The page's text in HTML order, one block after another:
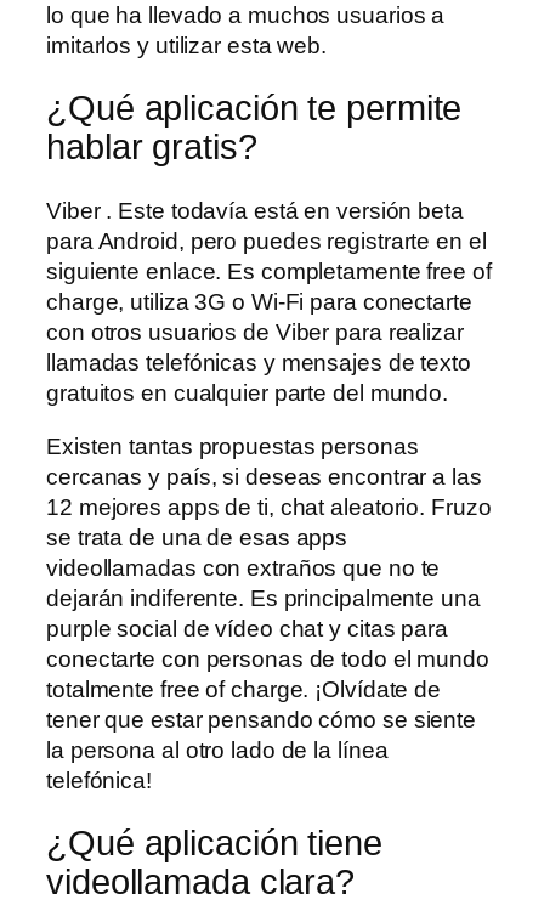
lo que ha llevado a muchos usuarios a
imitarlos y utilizar esta web.
¿Qué aplicación te permite
hablar gratis?
Viber . Este todavía está en versión beta
para Android, pero puedes registrarte en el
siguiente enlace. Es completamente free of
charge, utiliza 3G o Wi-Fi para conectarte
con otros usuarios de Viber para realizar
llamadas telefónicas y mensajes de texto
gratuitos en cualquier parte del mundo.
Existen tantas propuestas personas
cercanas y país, si deseas encontrar a las
12 mejores apps de ti, chat aleatorio. Fruzo
se trata de una de esas apps
videollamadas con extraños que no te
dejarán indiferente. Es principalmente una
purple social de vídeo chat y citas para
conectarte con personas de todo el mundo
totalmente free of charge. ¡Olvídate de
tener que estar pensando cómo se siente
la persona al otro lado de la línea
telefónica!
¿Qué aplicación tiene
videollamada clara?